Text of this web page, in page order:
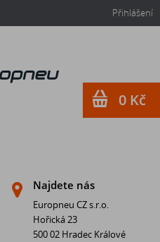
Přihlášení
Najdete nás
Europneu CZ s.r.o.
Hořická 23
500 02 Hradec Králové
0 Kč